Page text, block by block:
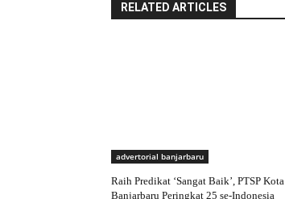
RELATED ARTICLES
advertorial banjarbaru
Raih Predikat ‘Sangat Baik’, PTSP Kota
Banjarbaru Peringkat 25 se-Indonesia